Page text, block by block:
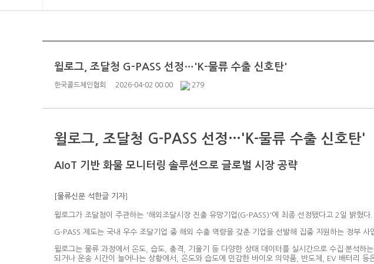
윌로그, 조달청 G-PASS 선정…'K-물류 수출 신호탄'
한국콜드체인협회 2026-04-02 00:00 279
윌로그, 조달청 G-PASS 선정…'K-물류 수출 신호탄'
AIoT 기반 화물 모니터링 솔루션으로 글로벌 시장 공략
[물류신문 석한글 기자]
윌로그가 조달청이 주관하는 '해외조달시장 진출 유망기업(G-PASS)'에 최종 선정됐다고 2일 밝혔다.
G-PASS 제도는 국내 우수 조달기업 중 해외 수출 역량을 갖춘 기업을 선발해 집중 지원하는 정부
윌로그는 물류 과정에서 온도, 습도, 충격, 기울기 등 다양한 상태 데이터를 실시간으로 수집·분석
되거나 운송 시간이 늘어나는 상황에서, 온도와 습도에 민감한 바이오 의약품, 반도체, EV 배터리